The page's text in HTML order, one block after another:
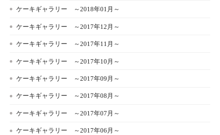
ケーキギャラリー ～2018年01月～
ケーキギャラリー ～2017年12月～
ケーキギャラリー ～2017年11月～
ケーキギャラリー ～2017年10月～
ケーキギャラリー ～2017年09月～
ケーキギャラリー ～2017年08月～
ケーキギャラリー ～2017年07月～
ケーキギャラリー ～2017年06月～